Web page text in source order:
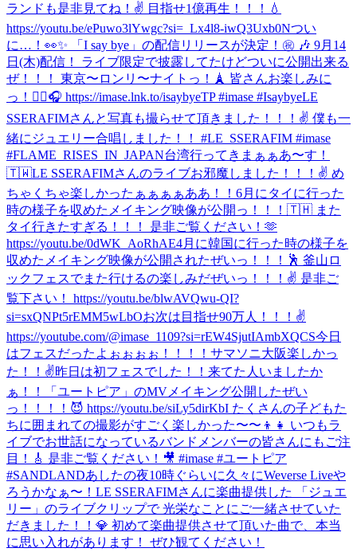
ランドも是非見てね！✌️ 目指せ1億再生！！！💧
https://youtu.be/ePuwo3lYwgc?si=_Lx4l8-iwQ3Uxb0Nつい
に…！👀✨ 「I say bye」の配信リリースが決定！㊗️ 🎶 9月14
日(木)配信！ ライブ限定で披露してたけどついに公開出来る
ぜ！！！ 東京〜ロンリ〜ナイトっ！🗼 皆さんお楽しみに
っ！✌🏼🎧 https://imase.lnk.to/isaybyeTP #imase #IsaybyeLE
SSERAFIMさんと写真も撮らせて頂きました！！！✌ 僕も一
緒にジュエリー合唱しました！！ #LE_SSERAFIM #imase
#FLAME_RISES_IN_JAPAN台湾行ってきまぁぁあ〜す！
🇹🇼LE SSERAFIMさんのライブお邪魔しました！！！✌️ め
ちゃくちゃ楽しかったぁぁぁぁああ！！ 6月にタイに行った
時の様子を収めたメイキング映像が公開っ！！！🇹🇭 また
タイ行きたすぎる！！！ 是非ご覧ください！🫶
https://youtu.be/0dWK_AoRhAE4月に韓国に行った時の様子を
収めたメイキング映像が公開されたぜいっ！！！🕺 釜山ロ
ックフェスでまた行けるの楽しみだぜいっ！！！✌️ 是非ご
覧下さい！ https://youtu.be/blwAVQwu-QI?
si=sxQNPt5rEMM5wLbOお次は目指せ90万人！！！✌️
https://youtube.com/@imase_1109?si=rEW4SjutIAmbXQCS今日
はフェスだったよぉぉぉぉ！！！！サマソニ大阪楽しかっ
た！！✌️昨日は初フェスでした！！来てた人いましたか
ぁ！！
「ユートピア」のMVメイキング公開したぜい
っ！！！！😈 https://youtu.be/siLy5dirKbI たくさんの子どもた
ちに囲まれての撮影がすごく楽しかった〜〜👦👧 いつもラ
イブでお世話になっているバンドメンバーの皆さんにもご注
目！🎸 是非ご覧ください！🎥 #imase #ユートピア
#SANDLANDあしたの夜10時ぐらいに久々にWeverse Liveや
ろうかなぁ〜！ LE SSERAFIMさんに楽曲提供した 「ジュエ
リー」のライブクリップで 光栄なことにご一緒させていた
だきました！！💎 初めて楽曲提供させて頂いた曲で、本当
に思い入れがあります！ ぜひ観てください！